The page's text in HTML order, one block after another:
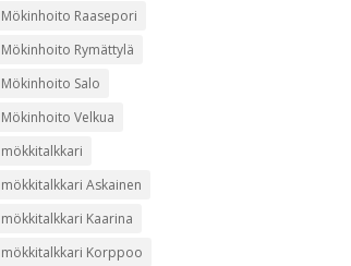
Mökinhoito Raasepori
Mökinhoito Rymättylä
Mökinhoito Salo
Mökinhoito Velkua
mökkitalkkari
mökkitalkkari Askainen
mökkitalkkari Kaarina
mökkitalkkari Korppoo